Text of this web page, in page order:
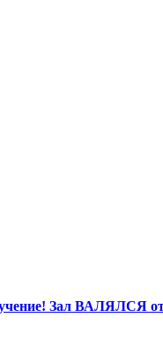
Зал ВАЛЯЛСЯ